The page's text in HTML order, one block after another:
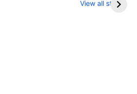
View all stories